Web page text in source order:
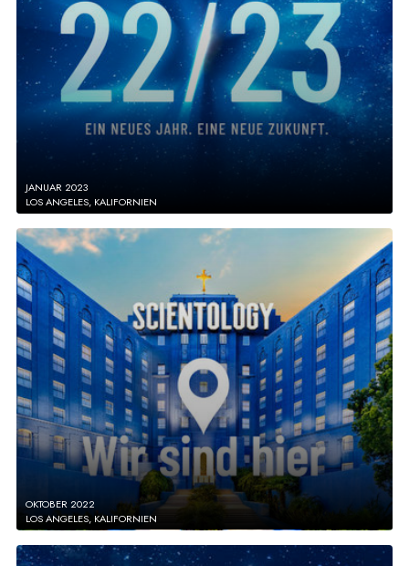
JANUAR 2023
LOS ANGELES, KALIFORNIEN
OKTOBER 2022
LOS ANGELES, KALIFORNIEN